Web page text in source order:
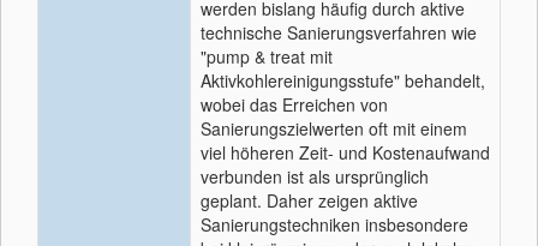
werden bislang häufig durch aktive
technische Sanierungsverfahren wie
"pump & treat mit
Aktivkohlereinigungsstufe" behandelt,
wobei das Erreichen von
Sanierungszielwerten oft mit einem
viel höheren Zeit- und Kostenaufwand
verbunden ist als ursprünglich
geplant. Daher zeigen aktive
Sanierungstechniken insbesondere